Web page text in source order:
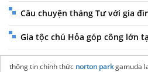
Câu chuyện tháng Tư với gia
Gia tộc chú Hỏa góp công lớn
thông tin chính thức norton parkgamuda